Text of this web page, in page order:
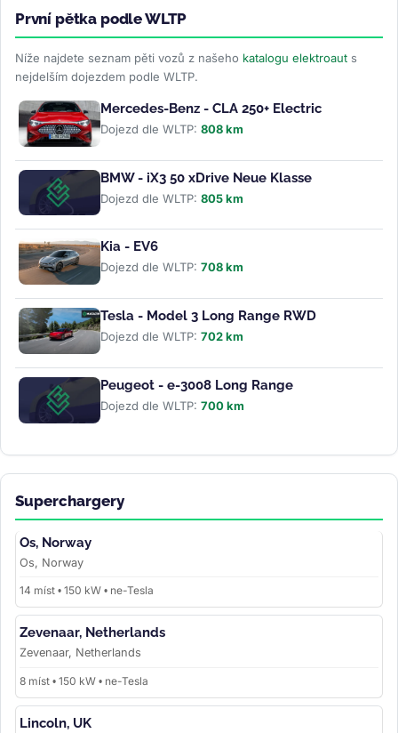
První pětka podle WLTP
Níže najdete seznam pěti vozů z našeho katalogu elektroaut s
nejdelším dojezdem podle WLTP.
Mercedes-Benz - CLA 250+ Electric
Dojezd dle WLTP: 808 km
BMW - iX3 50 xDrive Neue Klasse
Dojezd dle WLTP: 805 km
Kia - EV6
Dojezd dle WLTP: 708 km
Tesla - Model 3 Long Range RWD
Dojezd dle WLTP: 702 km
Peugeot - e-3008 Long Range
Dojezd dle WLTP: 700 km
Superchargery
Os, Norway
Os, Norway
14 míst • 150 kW • ne-Tesla
Zevenaar, Netherlands
Zevenaar, Netherlands
8 míst • 150 kW • ne-Tesla
Lincoln, UK